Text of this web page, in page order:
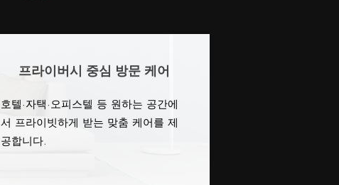
프라이버시 중심 방문 케어
호텔·자택·오피스텔 등 원하는 공간에
서 프라이빗하게 받는 맞춤 케어를 제
공합니다.